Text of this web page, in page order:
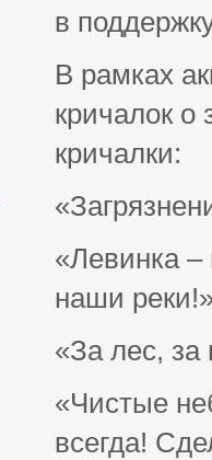
в
В рамках
кричалок о
кричалки:
«Левинка –
наши
«За лес, за
«Чистые
всегда!